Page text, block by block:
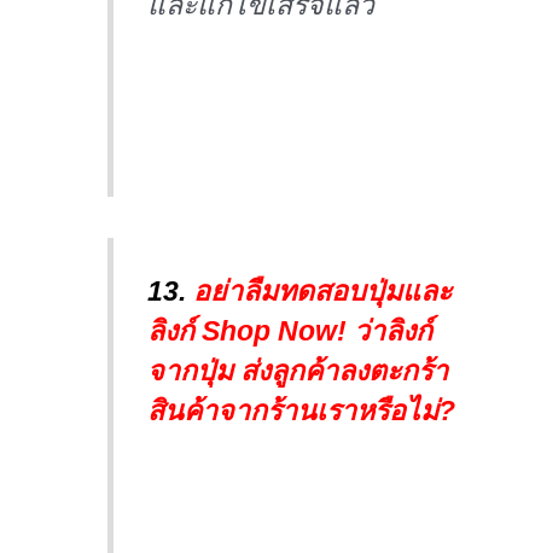
13. อย่าลืมทดสอบปุ่มและ
ลิงก์ Shop Now! ว่าลิงก์
จากปุ่ม ส่งลูกค้าลงตะกร้า
สินค้าจากร้านเราหรือไม่?